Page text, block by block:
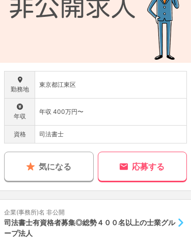
勤務地
東京都江東区
年収
年収 400万円〜
資格 司法書士
気になる 応募する
企業(事務所)名 非公開
司法書士有資格者募集◎総勢４００名以上の士業グル
ープ法人